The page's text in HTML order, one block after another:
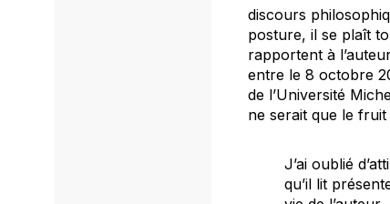
discours
posture, il se plaît
rapportent à
entre le 8 octobre
de l’Université
ne serait que le
J’ai oublié
qu’il lit